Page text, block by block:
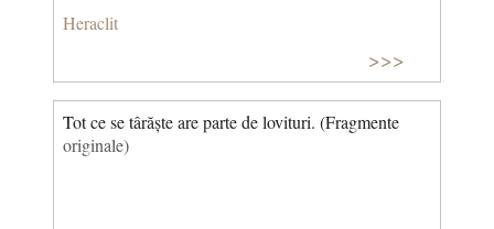
Heraclit
>>>
Tot ce se târăște are parte de lovituri. (Fragmente
originale)